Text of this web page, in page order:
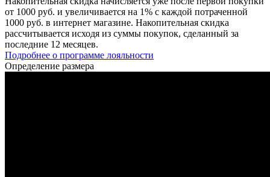
от 1000 руб. и увеличивается на 1% с каждой потраченной
1000 руб. в интернет магазине. Накопительная скидка
рассчитывается исходя из суммы покупок, сделанный за
последние 12 месяцев.
Подробнее о программе лояльности
Определение размера